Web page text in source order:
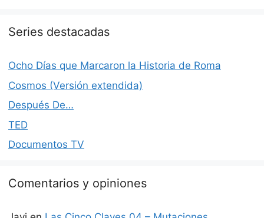
Series destacadas
Ocho Días que Marcaron la Historia de Roma
Cosmos (Versión extendida)
Después De…
TED
Documentos TV
Comentarios y opiniones